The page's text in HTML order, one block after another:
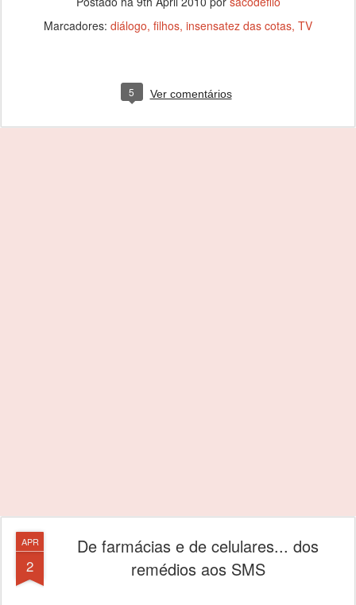
Marcadores: diálogo filhos insensatez das cotas TV
5 Ver comentários
APR
2
De farmácias e de celulares... dos
remédios aos SMS